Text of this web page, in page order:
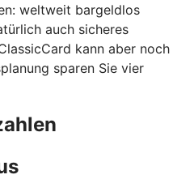
weltweit bargeldlos
auch sicheres
kann aber noch
sparen Sie vier